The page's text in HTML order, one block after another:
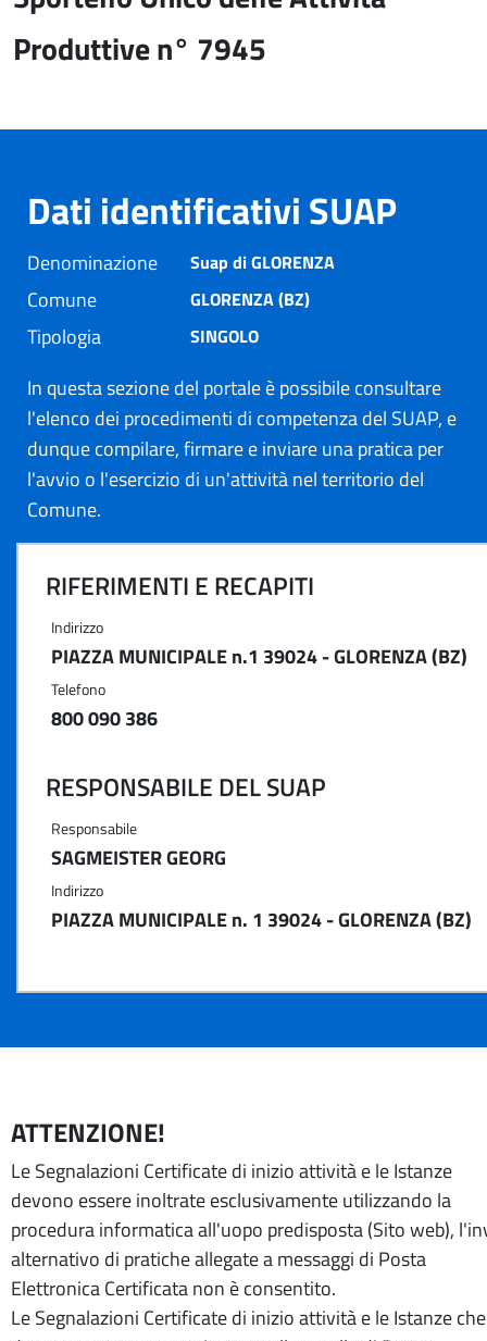
Produttive n° 7945
Dati identificativi SUAP
Denominazione Suap di GLORENZA
Comune GLORENZA (BZ)
Tipologia SINGOLO
In questa sezione del portale è possibile consultare
l'elenco dei procedimenti di competenza del SUAP, e
dunque compilare, firmare e inviare una pratica per
l'avvio o l'esercizio di un'attività nel territorio del
Comune.
RIFERIMENTI E RECAPITI
Indirizzo
PIAZZA MUNICIPALE n.1 39024 - GLORENZA (BZ)
Telefono
800 090 386
RESPONSABILE DEL SUAP
Responsabile
SAGMEISTER GEORG
Indirizzo
PIAZZA MUNICIPALE n. 1 39024 - GLORENZA (BZ)
ATTENZIONE!
Le Segnalazioni Certificate di inizio attività e le Istanze
devono essere inoltrate esclusivamente utilizzando la
procedura informatica all'uopo predisposta (Sito web),
alternativo di pratiche allegate a messaggi di Posta
Elettronica Certificata non è consentito.
Le Segnalazioni Certificate di inizio attività e le Istanze che